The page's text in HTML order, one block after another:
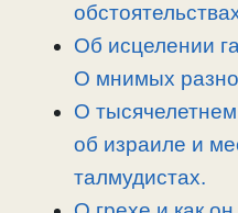
Об исцелении
О мнимых
О
об израиле и
талмудистах.